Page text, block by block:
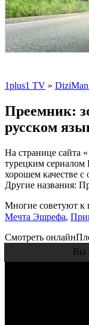
1plus1 TV »
Преемник:
русском
На странице сайта
турецким сериалом
хорошем качестве
Другие названия:
Многие советуют к
Мечта Эшрефа,
Смотреть онлайн
Вы